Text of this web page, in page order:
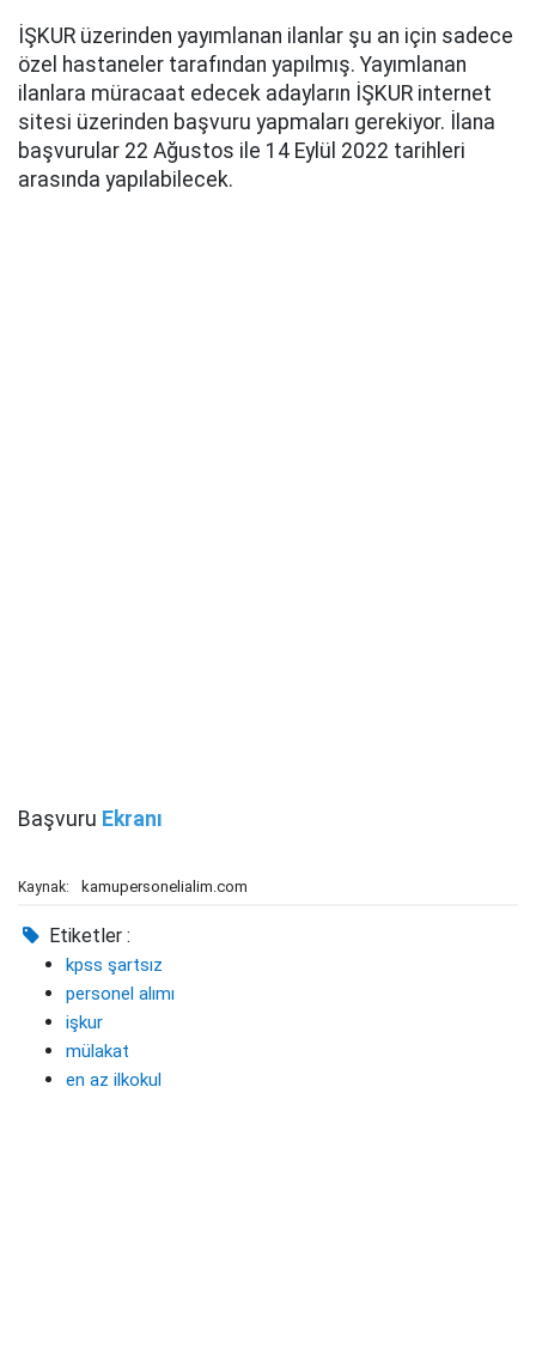
İŞKUR üzerinden yayımlanan ilanlar şu an için sadece
özel hastaneler tarafından yapılmış. Yayımlanan
ilanlara müracaat edecek adayların İŞKUR internet
sitesi üzerinden başvuru yapmaları gerekiyor. İlana
başvurular 22 Ağustos ile 14 Eylül 2022 tarihleri
arasında yapılabilecek.
Başvuru Ekranı
Kaynak: kamupersonelialim.com
Etiketler :
kpss şartsız
personel alımı
işkur
mülakat
en az ilkokul